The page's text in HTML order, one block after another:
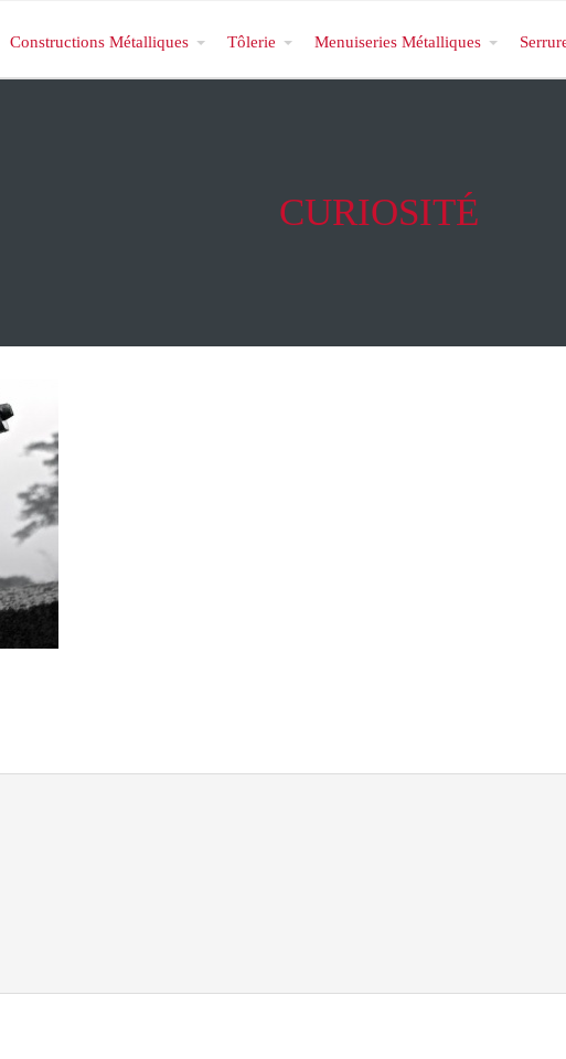
Constructions Métalliques Tôlerie Menuiseries Métalliques
CURIOSITÉ